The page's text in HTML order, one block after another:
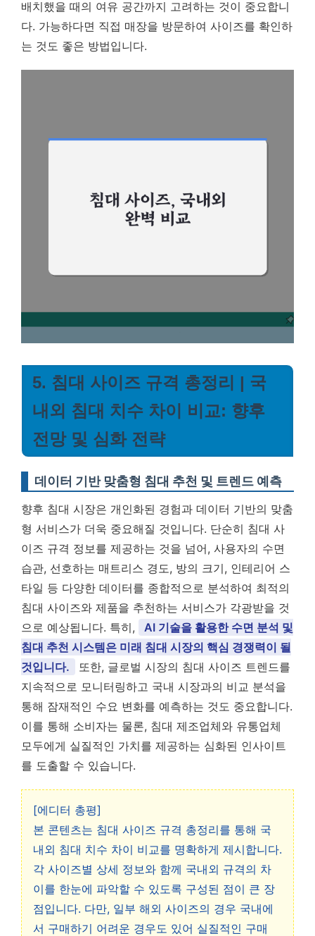
배치했을 때의 여유 공간까지 고려하는 것이 중요합니
다. 가능하다면 직접 매장을 방문하여 사이즈를 확인하
는 것도 좋은 방법입니다.
5. 침대 사이즈 규격 총정리 | 국
내외 침대 치수 차이 비교: 향후
전망 및 심화 전략
데이터 기반 맞춤형 침대 추천 및 트렌드 예측
향후 침대 시장은 개인화된 경험과 데이터 기반의 맞춤
형 서비스가 더욱 중요해질 것입니다. 단순히 침대 사
이즈 규격 정보를 제공하는 것을 넘어, 사용자의 수면
습관, 선호하는 매트리스 경도, 방의 크기, 인테리어 스
타일 등 다양한 데이터를 종합적으로 분석하여 최적의
침대 사이즈와 제품을 추천하는 서비스가 각광받을 것
으로 예상됩니다. 특히,
AI 기술을 활용한 수면 분석 및
침대 추천 시스템은 미래 침대 시장의 핵심 경쟁력이 될
것입니다.
또한, 글로벌 시장의 침대 사이즈 트렌드를
지속적으로 모니터링하고 국내 시장과의 비교 분석을
통해 잠재적인 수요 변화를 예측하는 것도 중요합니다.
이를 통해 소비자는 물론, 침대 제조업체와 유통업체
모두에게 실질적인 가치를 제공하는 심화된 인사이트
를 도출할 수 있습니다.
[에디터 총평]
본 콘텐츠는 침대 사이즈 규격 총정리를 통해 국
내외 침대 치수 차이 비교를 명확하게 제시합니다.
각 사이즈별 상세 정보와 함께 국내외 규격의 차
이를 한눈에 파악할 수 있도록 구성된 점이 큰 장
점입니다. 다만, 일부 해외 사이즈의 경우 국내에
서 구매하기 어려운 경우도 있어 실질적인 구매